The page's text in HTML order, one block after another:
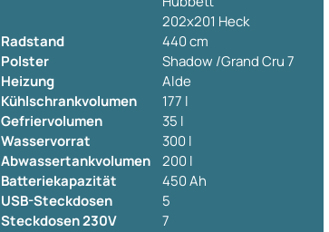
202x201 Heck
Radstand
440 cm
Polster
Shadow /Grand Cru 7
Heizung
Alde
Kühlschrankvolumen
177 l
Gefriervolumen
35 l
Wasservorrat
300 l
Abwassertankvolumen
200 l
Batteriekapazität
450 Ah
USB-Steckdosen
5
Steckdosen 230V
7